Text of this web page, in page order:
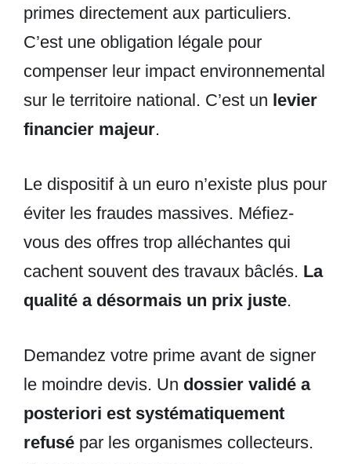
primes directement aux particuliers.
C’est une obligation légale pour
compenser leur impact environnemental
sur le territoire national. C’est un levier
financier majeur.
Le dispositif à un euro n’existe plus pour
éviter les fraudes massives. Méfiez-
vous des offres trop alléchantes qui
cachent souvent des travaux bâclés. La
qualité a désormais un prix juste.
Demandez votre prime avant de signer
le moindre devis. Un dossier validé a
posteriori est systématiquement
refusé par les organismes collecteurs.